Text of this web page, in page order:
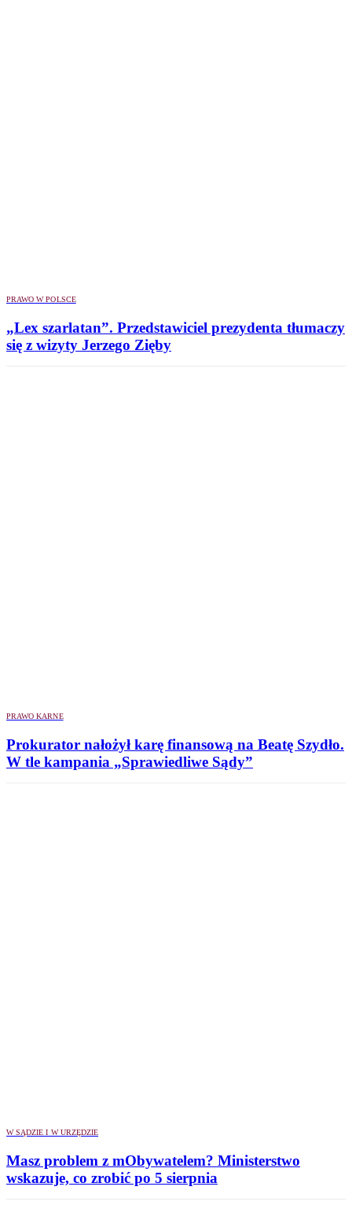
PRAWO W POLSCE
„Lex szarlatan”. Przedstawiciel prezydenta tłumaczy
się z wizyty Jerzego Zięby
PRAWO KARNE
Prokurator nałożył karę finansową na Beatę Szydło.
W tle kampania „Sprawiedliwe Sądy”
W SĄDZIE I W URZĘDZIE
Masz problem z mObywatelem? Ministerstwo
wskazuje, co zrobić po 5 sierpnia